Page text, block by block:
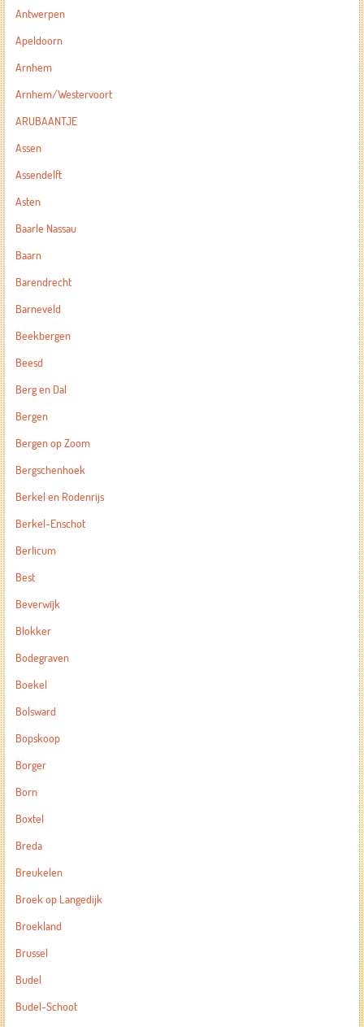
Antwerpen
Apeldoorn
Arnhem
Arnhem/Westervoort
ARUBAANTJE
Assen
Assendelft
Asten
Baarle Nassau
Baarn
Barendrecht
Barneveld
Beekbergen
Beesd
Berg en Dal
Bergen
Bergen op Zoom
Bergschenhoek
Berkel en Rodenrijs
Berkel-Enschot
Berlicum
Best
Beverwijk
Blokker
Bodegraven
Boekel
Bolsward
Bopskoop
Borger
Born
Boxtel
Breda
Breukelen
Broek op Langedijk
Broekland
Brussel
Budel
Budel-Schoot